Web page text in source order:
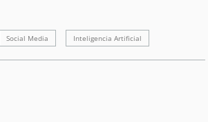
Social Media Inteligencia Artificial